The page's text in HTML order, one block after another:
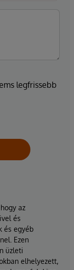
legfrissebb
az
és
és egyéb
Ezen
üzleti
elhelyezett,